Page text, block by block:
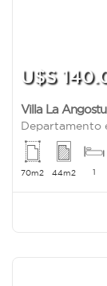
U$S
Villa La
Departamento
70m2 44m2 1